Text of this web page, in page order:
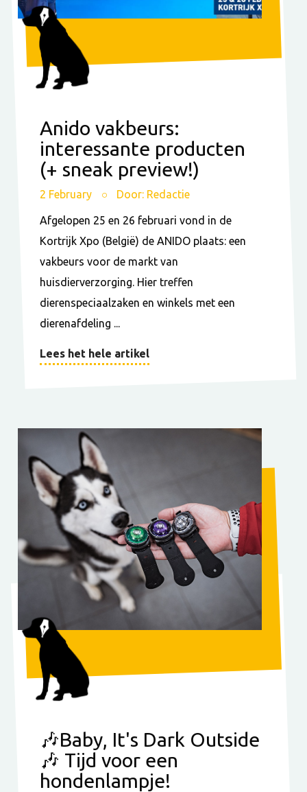
Anido vakbeurs:
interessante producten
(+ sneak preview!)
2 February Door: Redactie
Afgelopen 25 en 26 februari vond in de
Kortrijk Xpo (België) de ANIDO plaats: een
vakbeurs voor de markt van
huisdierverzorging. Hier treffen
dierenspeciaalzaken en winkels met een
dierenafdeling ...
Lees het hele artikel
🎶Baby, It's Dark Outside
🎶 Tijd voor een
hondenlampje!